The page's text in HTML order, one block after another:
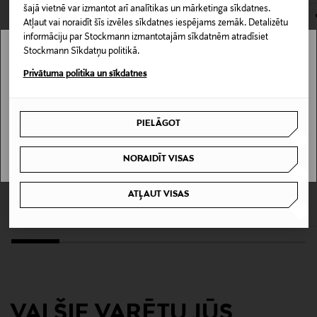
šajā vietnē var izmantot arī analītikas un mārketinga sīkdatnes.
Atļaut vai noraidīt šīs izvēles sīkdatnes iespējams zemāk. Detalizētu
informāciju par Stockmann izmantotajām sīkdatnēm atradīsiet
Stockmann Sīkdatņu politikā.
Privātuma politika un sīkdatnes
PIELĀGOT
NORAIDĪT VISAS
ATĻAUT VISAS
Materiāls
52% poliesters, 45% akrils, 3% elastāns
Kopšanas instrukcijas
ĶĪNA
Ražotāja daļas numurs
Ražotājs
TOMMY HILFIGER
TOMMY HILFIGER
Melange adījums
Stockmann nav pieejams tavā valstī.
I UNDERSTAND